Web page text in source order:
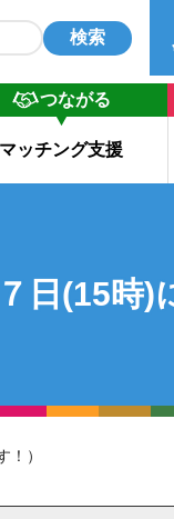
検索
つながる
マッチング支援
日(15時)
）